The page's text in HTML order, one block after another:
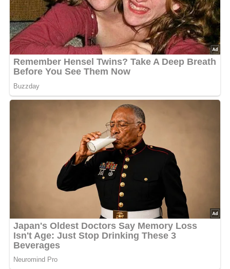
passt der Herrensalat perfekt zu einer deftigen Mahlzeit.
In der DDR-Küche war er besonders beliebt, da er einfach
zuzubereiten und vielseitig anpassbar war.
Die Mischung aus cremigerMayonnaiseund einem
Hauch vonWorcestersauce macht diesen Salat zu einem
als Snack für Gäste – der Herrensalat ist immer eine gute